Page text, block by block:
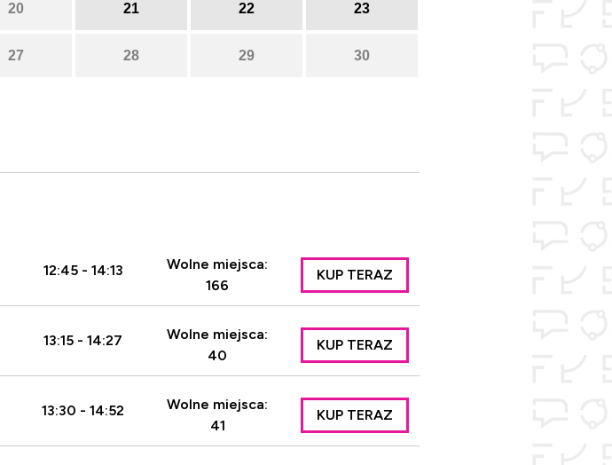
20 21 22 23
27 28 29 30
12:45 - 14:13
Wolne miejsca:
166
KUP TERAZ
13:15 - 14:27
Wolne miejsca:
40
KUP TERAZ
13:30 - 14:52
Wolne miejsca:
41
KUP TERAZ